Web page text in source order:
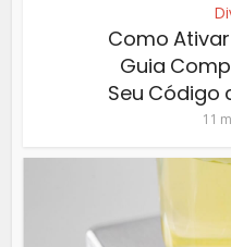
Como
Guia
Seu Código
11